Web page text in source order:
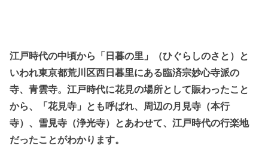
江戸時代の中頃から「日暮の里」（ひぐらしのさと）と
いわれ東京都荒川区西日暮里にある臨済宗妙心寺派の
寺、青雲寺。江戸時代に花見の場所として賑わったこと
から、「花見寺」とも呼ばれ、周辺の月見寺（本行
寺）、雪見寺（浄光寺）とあわせて、江戸時代の行楽地
だったことがわかります。